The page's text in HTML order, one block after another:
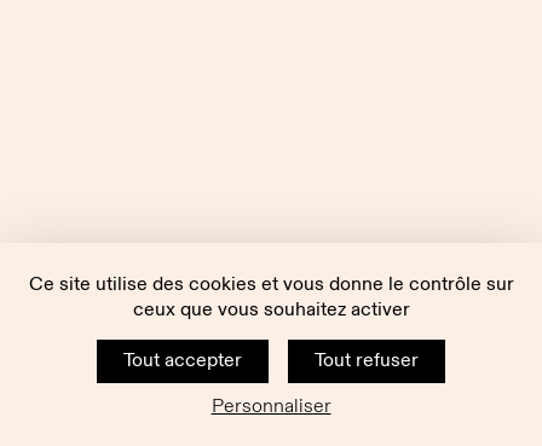
Ce site utilise des cookies et vous donne le contrôle sur
ceux que vous souhaitez activer
Tout accepter
Tout refuser
Personnaliser